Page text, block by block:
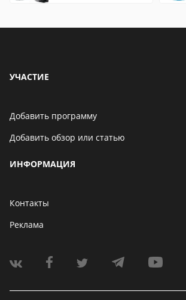
УЧАСТИЕ
Добавить программу
Добавить обзор или статью
ИНФОРМАЦИЯ
Контакты
Реклама